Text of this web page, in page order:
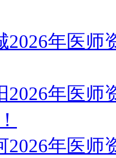
2026年医师
2026年医师
2026年医师